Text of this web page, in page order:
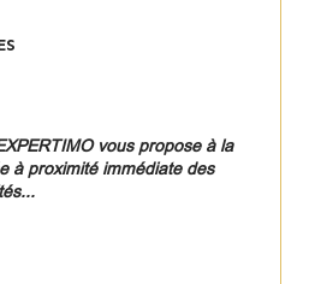
vous propose à la
à proximité immédiate des